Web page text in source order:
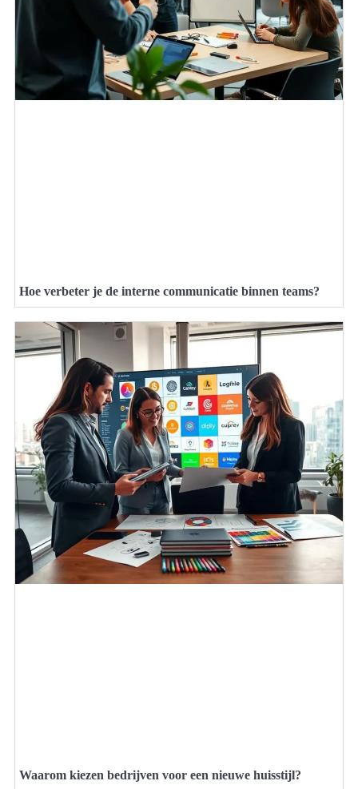
Hoe verbeter je de interne communicatie binnen teams?
Waarom kiezen bedrijven voor een nieuwe huisstijl?